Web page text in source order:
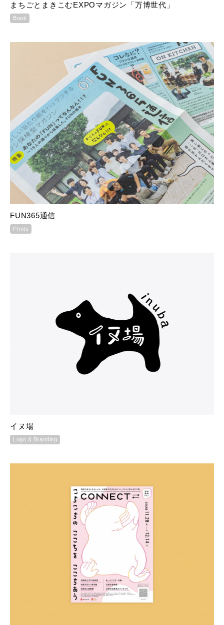
まちごとまきこむEXPOマガジン「万博世代」
Book
FUN365通信
Prints
イヌ場
Logo & Branding